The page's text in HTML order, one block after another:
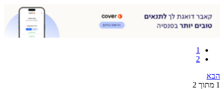
1
2
הבא
1 מתוך 2